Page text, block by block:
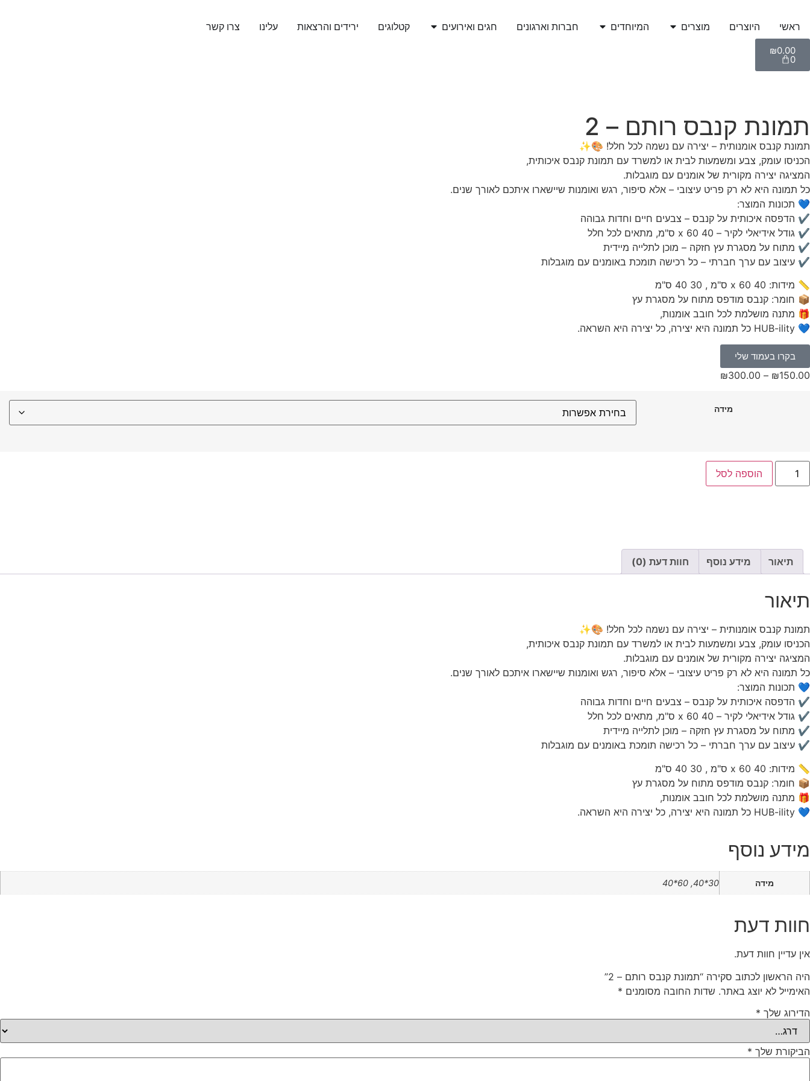
ראשי היוצרים מוצרים המיוחדים חברות וארגונים חגים ואירועים קטלוגים ירידים והרצאות עלינו צרו קשר
₪0.00
0
תמונת קנבס רותם – 2
תמונת קנבס אומנותית – יצירה עם נשמה לכל חלל! 🎨✨
הכניסו עומק, צבע ומשמעות לבית או למשרד עם תמונת קנבס איכותית,
המציגה יצירה מקורית של אומנים עם מוגבלות.
כל תמונה היא לא רק פריט עיצובי – אלא סיפור, רגש ואומנות שיישארו איתכם לאורך שנים.
💙 תכונות המוצר:
✔ הדפסה איכותית על קנבס – צבעים חיים וחדות גבוהה
✔ גודל אידיאלי לקיר – 40 x 60 ס"מ, מתאים לכל חלל
✔ מתוח על מסגרת עץ חזקה – מוכן לתלייה מיידית
✔ עיצוב עם ערך חברתי – כל רכישה תומכת באומנים עם מוגבלות
📏 מידות: 40 x 60 ס"מ , 30 40 ס"מ
📦 חומר: קנבס מודפס מתוח על מסגרת עץ
🎁 מתנה מושלמת לכל חובב אומנות,
💙 HUB-ility כל תמונה היא יצירה, כל יצירה היא השראה.
בקרו בעמוד שלי
₪150.00
–
₪300.00
מידה
הוספה לסל
תיאור מידע נוסף חוות דעת (0)
תיאור
תמונת קנבס אומנותית – יצירה עם נשמה לכל חלל! 🎨✨
הכניסו עומק, צבע ומשמעות לבית או למשרד עם תמונת קנבס איכותית,
המציגה יצירה מקורית של אומנים עם מוגבלות.
כל תמונה היא לא רק פריט עיצובי – אלא סיפור, רגש ואומנות שיישארו איתכם לאורך שנים.
💙 תכונות המוצר:
✔ הדפסה איכותית על קנבס – צבעים חיים וחדות גבוהה
✔ גודל אידיאלי לקיר – 40 x 60 ס"מ, מתאים לכל חלל
✔ מתוח על מסגרת עץ חזקה – מוכן לתלייה מיידית
✔ עיצוב עם ערך חברתי – כל רכישה תומכת באומנים עם מוגבלות
📏 מידות: 40 x 60 ס"מ , 30 40 ס"מ
📦 חומר: קנבס מודפס מתוח על מסגרת עץ
🎁 מתנה מושלמת לכל חובב אומנות,
💙 HUB-ility כל תמונה היא יצירה, כל יצירה היא השראה.
מידע נוסף
מידה 30*40, 60*40
חוות דעת
אין עדיין חוות דעת.
היה הראשון לכתוב סקירה “תמונת קנבס רותם – 2”
האימייל לא יוצג באתר. שדות החובה מסומנים *
הדירוג שלך *
הביקורת שלך *